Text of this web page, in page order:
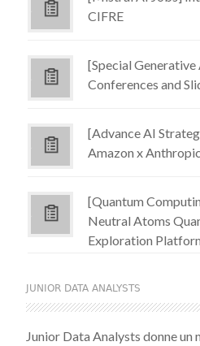
CIFRE
[Special Generative
Conferences and
[Advance AI
Amazon x
[Quantum
Neutral Atoms
Exploration
JUNIOR DATA ANALYSTS
Junior Data Analysts donne un